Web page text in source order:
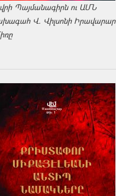
Պայմանագիրն ու ԱՄՆ
Վ. Վիլսոնի Իրավարար